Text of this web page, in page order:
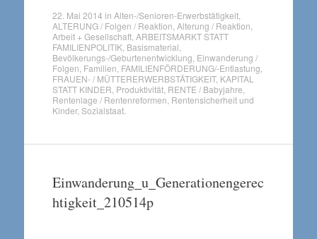
22. Mai 2014 in Alten-/Senioren-Erwerbstätigkeit,
ALTERUNG / Folgen / Reaktion Alterung / Reaktion
Arbeit + Gesellschaft, ARBEITSMARKT STATT
FAMILIENPOLITIK, Basismaterial
Bevölkerungs-/Geburtenentwicklung Einwanderung /
Folgen Familien FAMILIENFÖRDERUNG/-Entlastung
FRAUEN- / MÜTTERERWERBSTÄTIGKEIT, KAPITAL
STATT KINDER Produktivität, RENTE / Babyjahre
Rentenlage / Rentenreformen Rentensicherheit und
Kinder, Sozialstaat.
Einwanderung_u_Generationengerec
htigkeit_210514p